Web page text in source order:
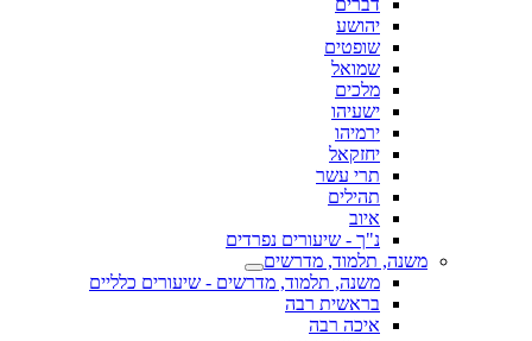
דברים
יהושע
שופטים
שמואל
מלכים
ישעיהו
ירמיהו
יחזקאל
תרי עשר
תהילים
איוב
נ"ך - שיעורים נפרדים
משנה, תלמוד, מדרשים
משנה, תלמוד, מדרשים - שיעורים כלליים
בראשית רבה
איכה רבה